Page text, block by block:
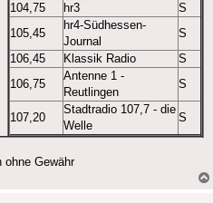
104,75
hr3
S
105,45
hr4-Südhessen-
Journal
S
106,45
Klassik Radio
S
106,75
Antenne 1 -
Reutlingen
S
107,20
Stadtradio 107,7 - die
Welle
S
ohne Gewähr